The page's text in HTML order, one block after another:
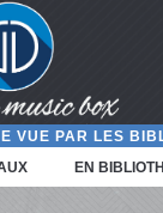
VUE PAR LES
EN